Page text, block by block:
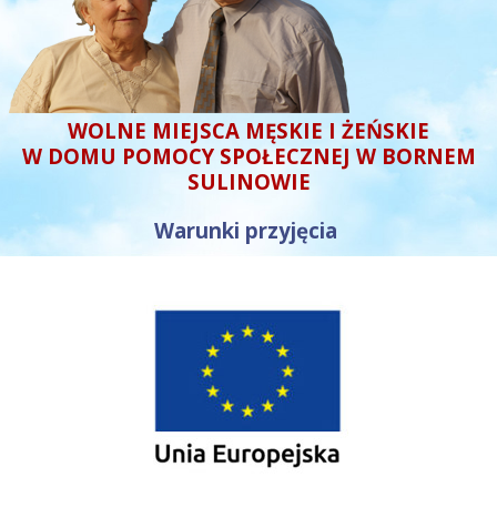
WOLNE MIEJSCA MĘSKIE I ŻEŃSKIE
W DOMU POMOCY SPOŁECZNEJ W BORNEM
SULINOWIE
Warunki przyjęcia